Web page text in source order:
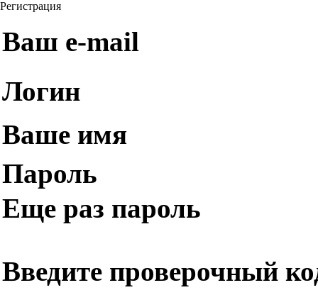
Регистрация
Ваш e-mail
Логин
Ваше имя
Пароль
Еще раз пароль
Введите проверочный